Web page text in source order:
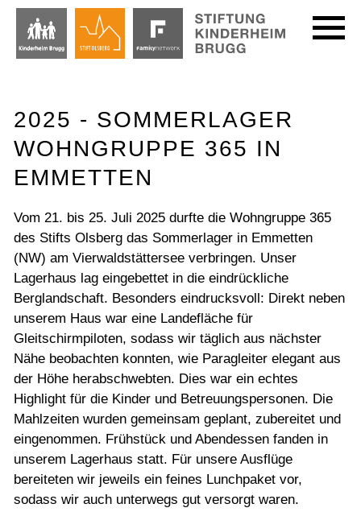
2025 - SOMMERLAGER
WOHNGRUPPE 365 IN
EMMETTEN
Vom 21. bis 25. Juli 2025 durfte die Wohngruppe 365
des Stifts Olsberg das Sommerlager in Emmetten
(NW) am Vierwaldstättersee verbringen. Unser
Lagerhaus lag eingebettet in die eindrückliche
Berglandschaft. Besonders eindrucksvoll: Direkt neben
unserem Haus war eine Landefläche für
Gleitschirmpiloten, sodass wir täglich aus nächster
Nähe beobachten konnten, wie Paragleiter elegant aus
der Höhe herabschwebten. Dies war ein echtes
Highlight für die Kinder und Betreuungspersonen. Die
Mahlzeiten wurden gemeinsam geplant, zubereitet und
eingenommen. Frühstück und Abendessen fanden in
unserem Lagerhaus statt. Für unsere Ausflüge
bereiteten wir jeweils ein feines Lunchpaket vor,
sodass wir auch unterwegs gut versorgt waren.